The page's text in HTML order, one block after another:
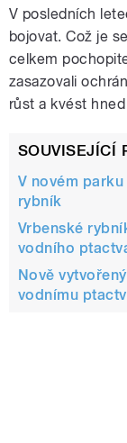
V posledních
bojovat. Což je
celkem
zasazovali
růst a kvést
SOUVISEJÍCÍ
V novém
rybník
Vrbenské
vodního
Nově
vodnímu